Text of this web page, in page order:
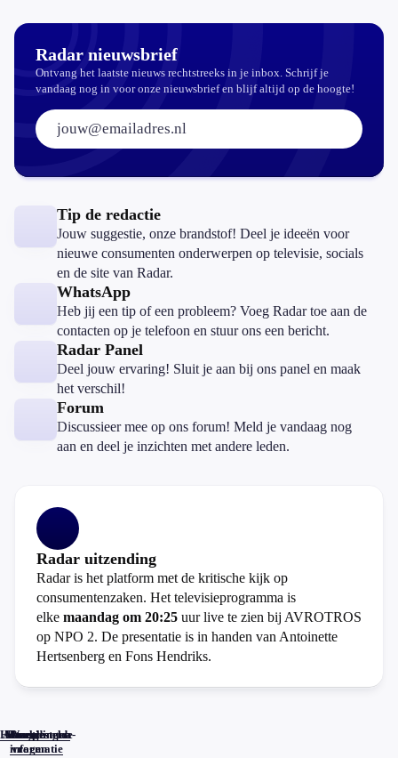
Radar nieuwsbrief
Ontvang het laatste nieuws rechtstreeks in je inbox. Schrijf je
vandaag nog in voor onze nieuwsbrief en blijf altijd op de hoogte!
E-mailadres:
Tip de redactie
Jouw suggestie, onze brandstof! Deel je ideeën voor
nieuwe consumenten onderwerpen op televisie, socials
en de site van Radar.
WhatsApp
Heb jij een tip of een probleem? Voeg Radar toe aan de
contacten op je telefoon en stuur ons een bericht.
Radar Panel
Deel jouw ervaring! Sluit je aan bij ons panel en maak
het verschil!
Forum
Discussieer mee op ons forum! Meld je vandaag nog
aan en deel je inzichten met andere leden.
Radar uitzending
Radar is het platform met de kritische kijk op
consumentenzaken. Het televisieprogramma is
elke maandag om 20:25 uur live te zien bij AVROTROS
op NPO 2. De presentatie is in handen van Antoinette
Hertsenberg en Fons Hendriks.
Home
Actueel
Uitzendingen
Reacties
Programma-
informatie
Veelgestelde
vragen